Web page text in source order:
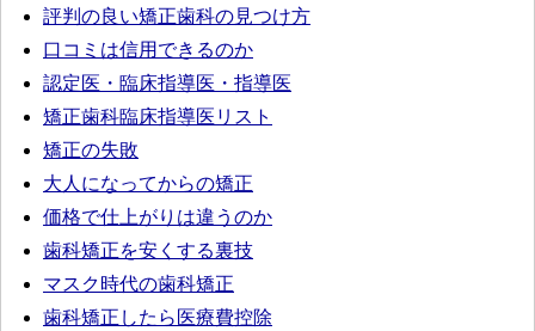
評判の良い矯正歯科の見つけ方
口コミは信用できるのか
認定医・臨床指導医・指導医
矯正歯科臨床指導医リスト
矯正の失敗
大人になってからの矯正
価格で仕上がりは違うのか
歯科矯正を安くする裏技
マスク時代の歯科矯正
歯科矯正したら医療費控除